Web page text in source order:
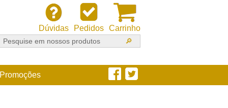
Carrinho
Pedidos
Dúvidas
Promoções